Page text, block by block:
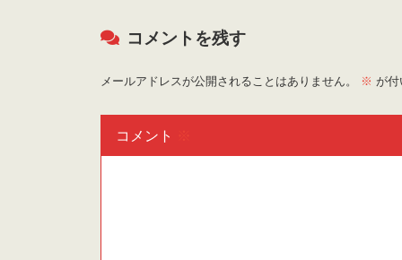
コメントを残す
メールアドレスが公開されることはありません。 ※ が付
コメント